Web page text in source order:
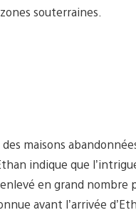
souterraines.
maisons
indique que
en grand nombre
avant l’arrivée